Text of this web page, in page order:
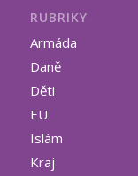
RUBRIKY
Armáda
Daně
Děti
EU
Islám
Kraj